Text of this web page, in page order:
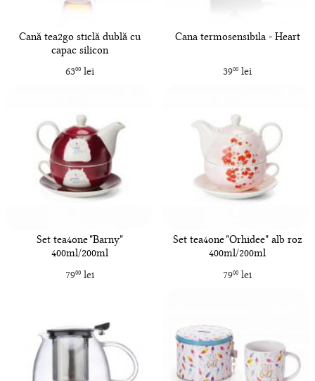
Cană tea2go sticlă dublă cu
capac silicon
6300lei
Cana termosensibila - Heart
3900lei
Set tea4one "Barny"
400ml/200ml
7900lei
Set tea4one "Orhidee" alb roz
400ml/200ml
7900lei